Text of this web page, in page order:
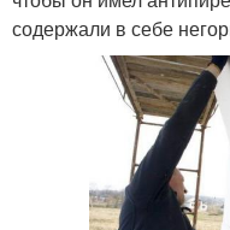
содержали в себе